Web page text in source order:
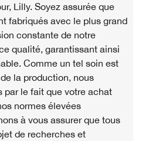
Lilly. Soyez assurée que
fabriqués avec le plus grand
constante de notre
qualité, garantissant ainsi
Comme un tel soin est
la production, nous
par le fait que votre achat
normes élevées
à vous assurer que tous
de recherches et